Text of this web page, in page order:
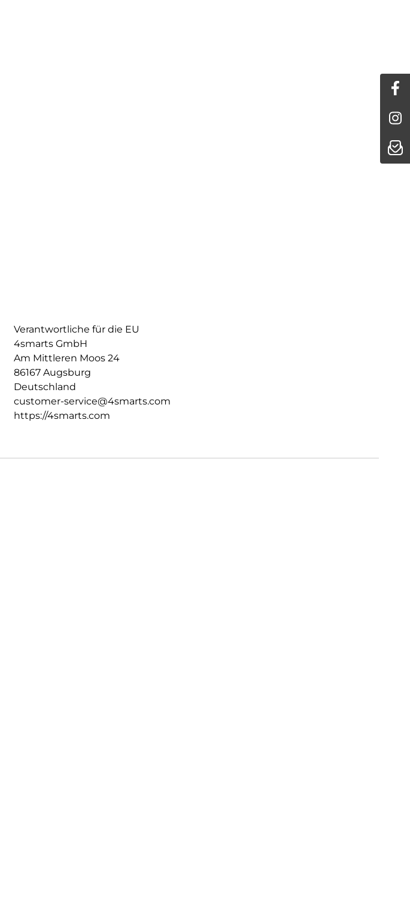
Verantwortliche für die EU
4smarts GmbH
Am Mittleren Moos 24
86167 Augsburg
Deutschland
customer-service@4smarts.com
https://4smarts.com